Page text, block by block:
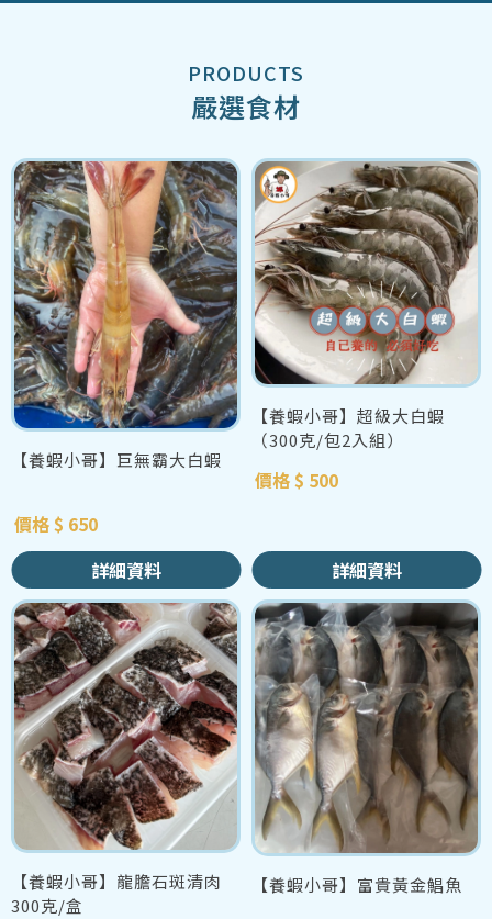
嚴選食材
【養蝦小哥】巨無霸大白蝦
價格 $ 650
詳細資料
【養蝦小哥】超級大白蝦
（300克/包2入組）
價格 $ 500
詳細資料
【養蝦小哥】龍膽石斑清肉
300克/盒
【養蝦小哥】富貴黃金鯧魚